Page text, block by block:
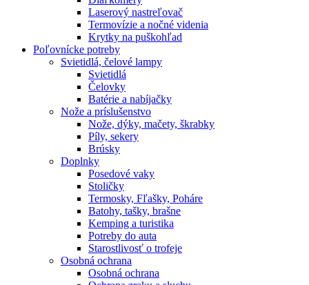
Laserový nastreľovač
Termovízie a nočné videnia
Krytky na puškohľad
Poľovnícke potreby
Svietidlá, čelové lampy
Svietidlá
Čelovky
Batérie a nabíjačky
Nože a príslušenstvo
Nože, dýky, mačety, škrabky
Píly, sekery
Brúsky
Doplnky
Posedové vaky
Stoličky
Termosky, Fľašky, Poháre
Batohy, tašky, brašne
Kemping a turistika
Potreby do auta
Starostlivosť o trofeje
Osobná ochrana
Osobná ochrana